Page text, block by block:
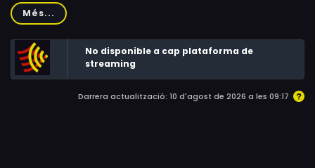
on ha construït una vida nova, amb un altre nom i
cognoms.
Més...
No disponible a cap plataforma de
streaming
Darrera actualització: 10 d'agost de 2026 a les 09:17